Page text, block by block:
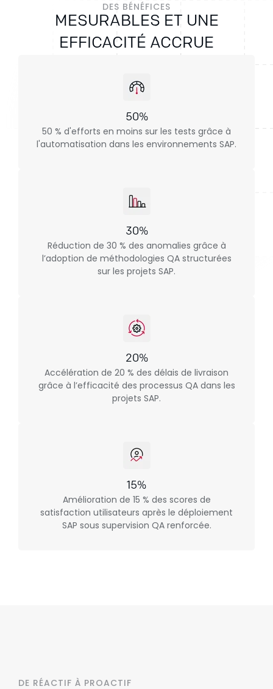
DES BÉNÉFICES
MESURABLES ET UNE
EFFICACITÉ ACCRUE
50%
50 % d'efforts en moins sur les tests grâce à
l'automatisation dans les environnements SAP.
30%
Réduction de 30 % des anomalies grâce à
l’adoption de méthodologies QA structurées
sur les projets SAP.
20%
Accélération de 20 % des délais de livraison
grâce à l’efficacité des processus QA dans les
projets SAP.
15%
Amélioration de 15 % des scores de
satisfaction utilisateurs après le déploiement
SAP sous supervision QA renforcée.
DE RÉACTIF À PROACTIF